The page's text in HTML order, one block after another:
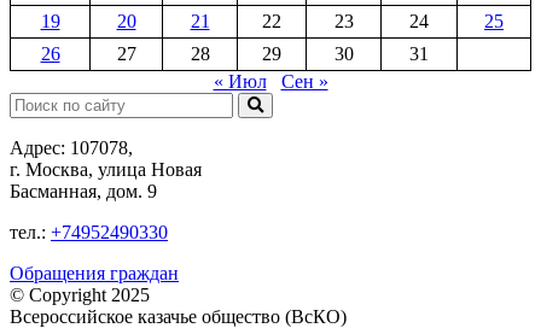
19
20 21 22 23 24
25
26
27 28 29 30
31
« Июл
Сен »
Поиск:
Адрес: 107078,
г. Москва, улица Новая
Басманная, дом. 9
тел.: +74952490330
Обращения граждан
© Copyright 2025
Всероссийское казачье общество (ВсКО)